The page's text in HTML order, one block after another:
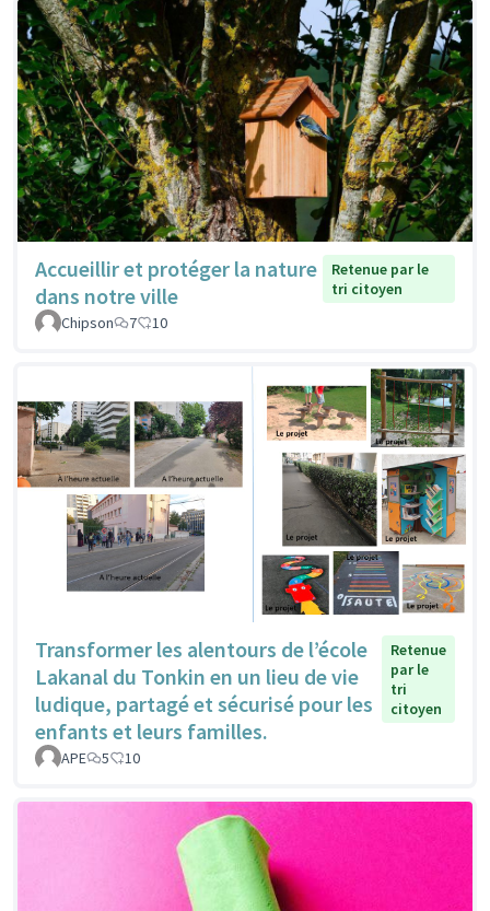
Accueillir et protéger la nature
dans notre ville
Retenue par le
tri citoyen
Chipson
7 10
Transformer les alentours de l’école
Lakanal du Tonkin en un lieu de vie
ludique, partagé et sécurisé pour les
enfants et leurs familles.
Retenue
par le
tri
citoyen
APE 5 10